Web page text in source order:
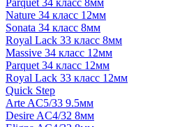
Parquet 34 класс 8мм
Nature 34 класс 12мм
Sonata 34 класс 8мм
Royal Lack 33 класс 8мм
Massive 34 класс 12мм
Parquet 34 класс 12мм
Royal Lack 33 класс 12мм
Quick Step
Arte AC5/33 9.5мм
Desire AC4/32 8мм